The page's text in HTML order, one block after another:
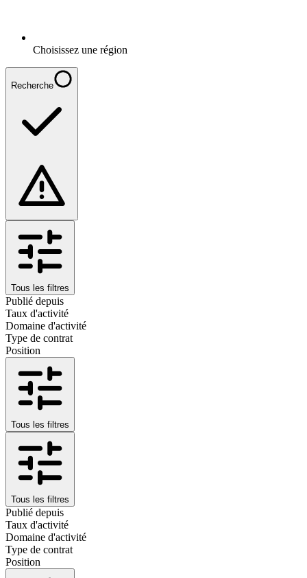
Choisissez une région
Recherche
Tous les filtres
Publié depuis
Taux d'activité
Domaine d'activité
Type de contrat
Position
Tous les filtres
Tous les filtres
Publié depuis
Taux d'activité
Domaine d'activité
Type de contrat
Position